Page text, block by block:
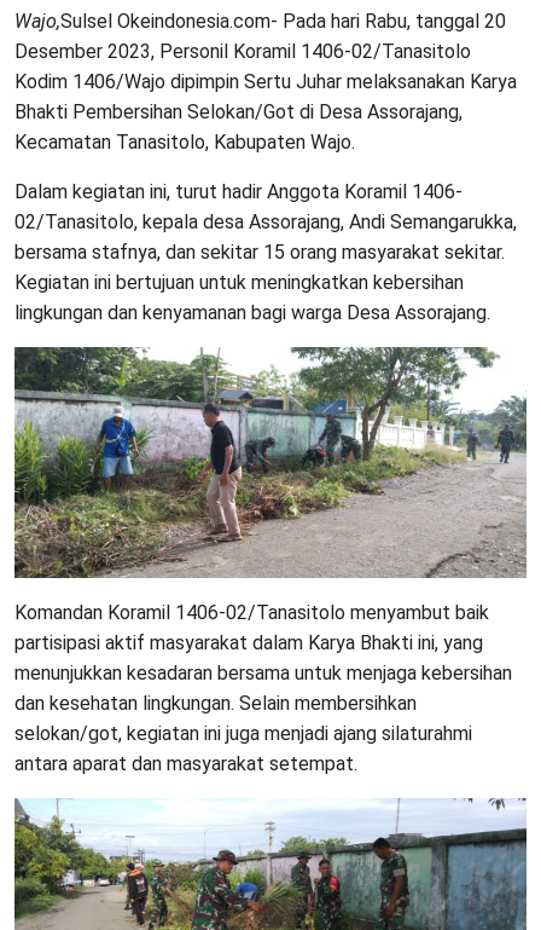
Wajo,Sulsel Okeindonesia.com- Pada hari Rabu, tanggal 20
Desember 2023, Personil Koramil 1406-02/Tanasitolo
Kodim 1406/Wajo dipimpin Sertu Juhar melaksanakan Karya
Bhakti Pembersihan Selokan/Got di Desa Assorajang,
Kecamatan Tanasitolo, Kabupaten Wajo.
Dalam kegiatan ini, turut hadir Anggota Koramil 1406-
02/Tanasitolo, kepala desa Assorajang, Andi Semangarukka,
bersama stafnya, dan sekitar 15 orang masyarakat sekitar.
Kegiatan ini bertujuan untuk meningkatkan kebersihan
lingkungan dan kenyamanan bagi warga Desa Assorajang.
Komandan Koramil 1406-02/Tanasitolo menyambut baik
partisipasi aktif masyarakat dalam Karya Bhakti ini, yang
menunjukkan kesadaran bersama untuk menjaga kebersihan
dan kesehatan lingkungan. Selain membersihkan
selokan/got, kegiatan ini juga menjadi ajang silaturahmi
antara aparat dan masyarakat setempat.